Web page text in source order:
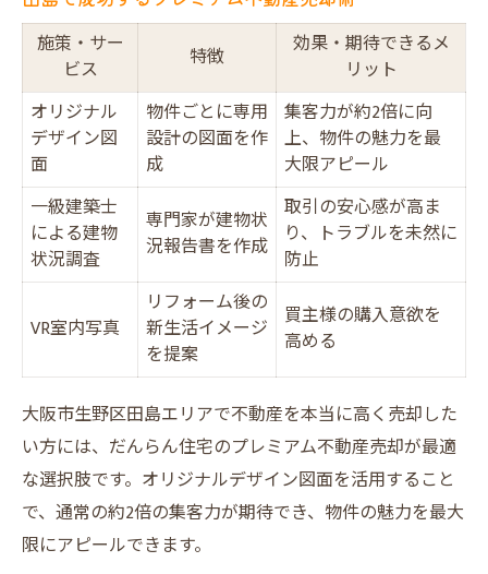
施策・サー
ビス
特徴
効果・期待できるメ
リット
オリジナル
デザイン図
面
物件ごとに専用
設計の図面を作
成
集客力が約2倍に向
上、物件の魅力を最
大限アピール
一級建築士
による建物
状況調査
専門家が建物状
況報告書を作成
取引の安心感が高ま
り、トラブルを未然に
防止
VR室内写真
リフォーム後の
新生活イメージ
を提案
買主様の購入意欲を
高める
大阪市生野区田島エリアで不動産を本当に高く売却した
い方には、だんらん住宅のプレミアム不動産売却が最適
な選択肢です。オリジナルデザイン図面を活用すること
で、通常の約2倍の集客力が期待でき、物件の魅力を最大
限にアピールできます。